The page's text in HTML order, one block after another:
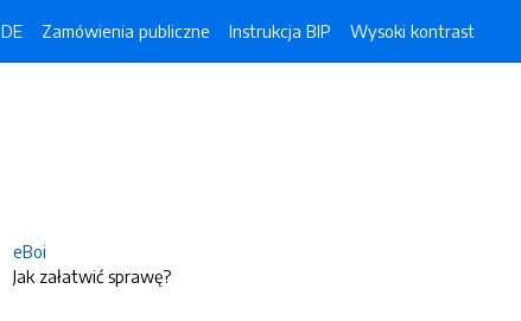
DE Zamówienia publiczne Instrukcja BIP Wysoki kontrast
eBoi
Jak załatwić sprawę?